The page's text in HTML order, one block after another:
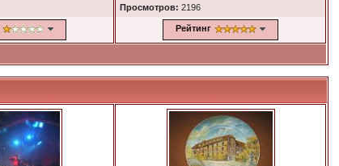
Просмотров:2196
Рейтинг